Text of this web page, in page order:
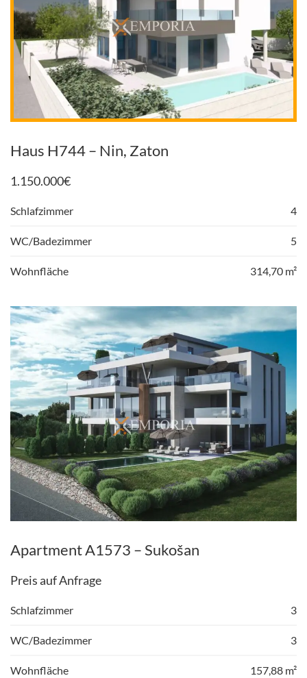
Haus H744 – Nin, Zaton
1.150.000€
Schlafzimmer 4
WC/Badezimmer 5
Wohnfläche 314,70 m²
Apartment A1573 – Sukošan
Preis auf Anfrage
Schlafzimmer 3
WC/Badezimmer 3
Wohnfläche 157,88 m²